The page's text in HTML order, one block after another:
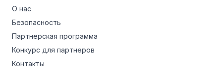
О нас
Безопасность
Партнерская программа
Конкурс для партнеров
Контакты